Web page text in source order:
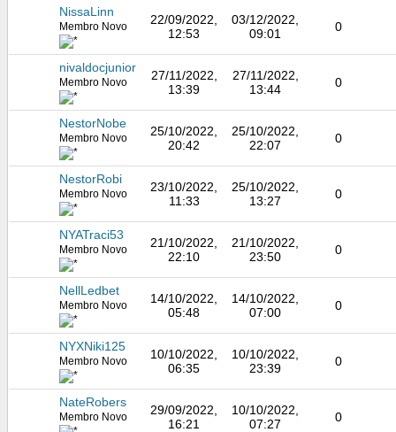
NissaLinn
Membro Novo
22/09/2022,
12:53
03/12/2022,
09:01
0
nivaldocjunior
Membro Novo
27/11/2022,
13:39
27/11/2022,
13:44
0
NestorNobe
Membro Novo
25/10/2022,
20:42
25/10/2022,
22:07
0
NestorRobi
Membro Novo
23/10/2022,
11:33
25/10/2022,
13:27
0
NYATraci53
Membro Novo
21/10/2022,
22:10
21/10/2022,
23:50
0
NellLedbet
Membro Novo
14/10/2022,
05:48
14/10/2022,
07:00
0
NYXNiki125
Membro Novo
10/10/2022,
06:35
10/10/2022,
23:39
0
NateRobers
Membro Novo
29/09/2022,
16:21
10/10/2022,
07:27
0